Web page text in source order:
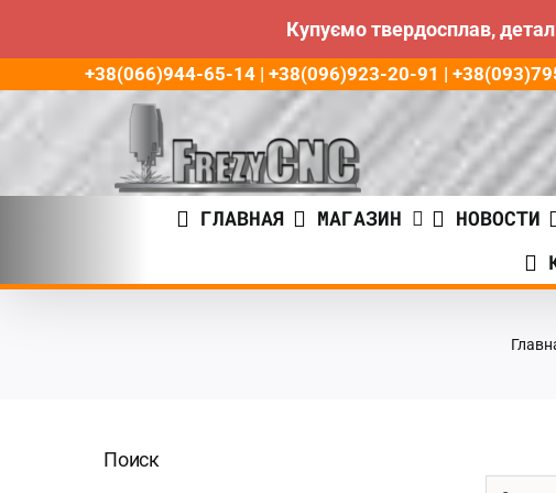
Купуємо твердосплав,
Пропустить
контента
+38(066)944-65-14 | +38(096)923-20-91 |
ГЛАВНАЯ МАГАЗИН НОВОСТИ
Поиск